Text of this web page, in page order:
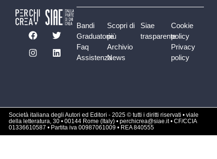
Bandi
Graduatorie
Faq
Assistenza
Scopri di
più
Archivio
News
Siae
trasparente
Cookie
policy
Privacy
policy
Società italiana degli Autori ed Editori - 2025 © tutti i diritti riservati • viale
della letteratura, 30 • 00144 Rome (Italy) • perchicrea@siae.it • CF/CCIA
01336610587 • Partita iva 00987061009 • REA 840555